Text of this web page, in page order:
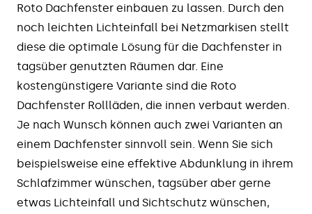
Roto Dachfenster einbauen zu lassen. Durch den
noch leichten Lichteinfall bei Netzmarkisen stellt
diese die optimale Lösung für die Dachfenster in
tagsüber genutzten Räumen dar. Eine
kostengünstigere Variante sind die Roto
Dachfenster Rollläden, die innen verbaut werden.
Je nach Wunsch können auch zwei Varianten an
einem Dachfenster sinnvoll sein. Wenn Sie sich
beispielsweise eine effektive Abdunklung in ihrem
Schlafzimmer wünschen, tagsüber aber gerne
etwas Lichteinfall und Sichtschutz wünschen,